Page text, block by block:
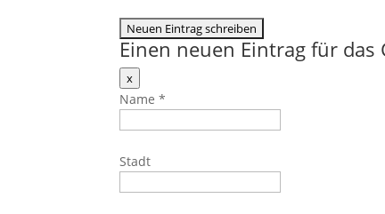
Einen neuen Eintrag für das
xDieses
Formular
ausblenden
Name*
Stadt